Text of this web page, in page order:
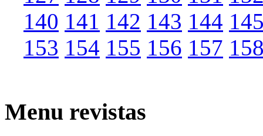
140 141 142 143 144
153 154 155 156 157
Menu revistas